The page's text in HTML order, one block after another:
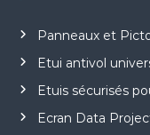
Panneaux et
Etui antivol
Etuis sécurisés
Ecran Data